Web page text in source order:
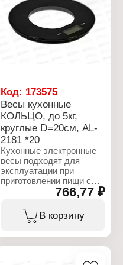
Установка: настольные
Автоматическое
отключение: есть
Функция сброса тары:
Точность измерения (шаг
деления): 1 г
Материал: пластик,
закаленное стекло
Диаметр: 18,5 см
Индикатор заряда: есть
Индикатор перегрузки:
есть
Размер дисплея: 44х18
мм
Габаритные размеры:
195х26х195 мм
Код: 173575
Весы кухонные
КОЛЬЦО, до 5кг,
круглые D=20см, AL-
2181 *20
Кухонные электронные
весы подходят для
эксплуатации при
приготовлении пищи с
целью точного
ингредиентов. Данная
модель имеет
766,77 ₽
В корзину